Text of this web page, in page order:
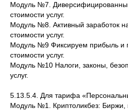
Модуль №7.
стоимости услуг.
Модуль №8. Активный заработок
стоимости услуг.
Модуль №9 Фиксируем прибыль и
стоимости услуг.
Модуль №10 Налоги, законы,
услуг.
5.13.5.4. Для тарифа
Модуль №1. Криптоликбез: Биржи,